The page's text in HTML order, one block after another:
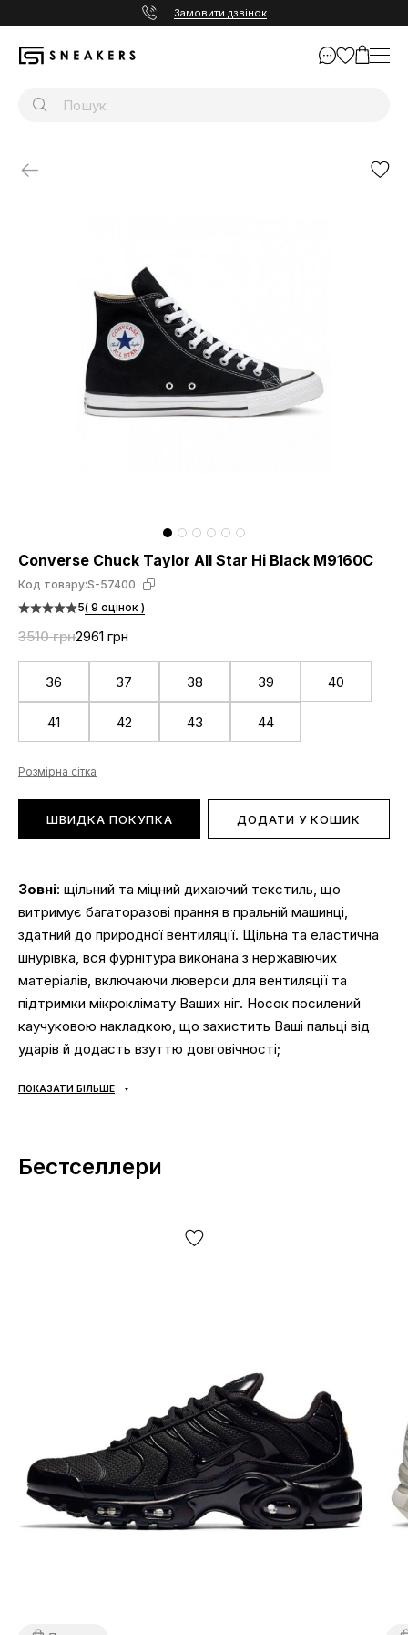
Замовити дзвінок
Converse Chuck Taylor All Star Hi Black M9160C
Код товару:S-57400
5( 9 оцінок )
3510 грн2961 грн
36 37 38 39 40
41 42 43 44
Розмірна сітка
ШВИДКА ПОКУПКА ДОДАТИ У КОШИК
Зовні: щільний та міцний дихаючий текстиль, що
витримує багаторазові прання в пральній машинці,
здатний до природної вентиляції. Щільна та еластична
шнурівка, вся фурнітура виконана з нержавіючих
матеріалів, включаючи люверси для вентиляції та
підтримки мікроклімату Ваших ніг. Носок посилений
каучуковою накладкою, що захистить Ваші пальці від
ударів й додасть взуттю довговічності;
Підошва: гнучка, багатошарова, зносостійка
та гнучкості підошви;
Оберемо розмір правильно:
інформація щодо розміру, зрештою, також буде
корисна, принаймні ми дуже старалися, аби все було
зрозуміло! Менше з тим, наш профіль - виключно кеди
конверс, ми вже багато років у грі, а тому знаємо
багацько про конверси, а особливо про їх розміри.
Повірте, ми краще за будь-якого клієнта знаємо як Вам
іноді буває важко визначитися із розміром, як легко
заплутатися серед великої кількості позначок: тут тобі
багато разів, допомогаючи кожному клієнту із вибором
ПОКАЗАТИ БІЛЬШЕ
Бестселлери